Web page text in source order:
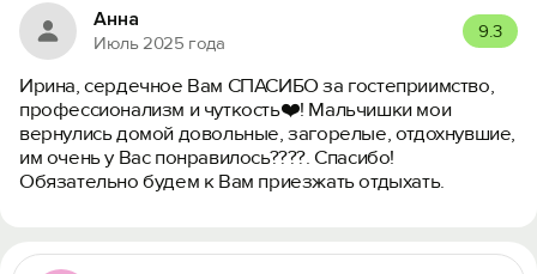
Анна
Июль 2025 года
9.3
Ирина, сердечное Вам СПАСИБО за гостеприимство,
профессионализм и чуткость❤️! Мальчишки мои
вернулись домой довольные, загорелые, отдохнувшие,
им очень у Вас понравилось????. Спасибо!
Обязательно будем к Вам приезжать отдыхать.